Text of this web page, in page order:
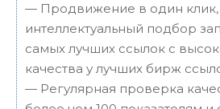
— Продвижение в один клик,
интеллектуальный подбор
самых лучших ссылок с
качества у лучших бирж
— Регулярная проверка